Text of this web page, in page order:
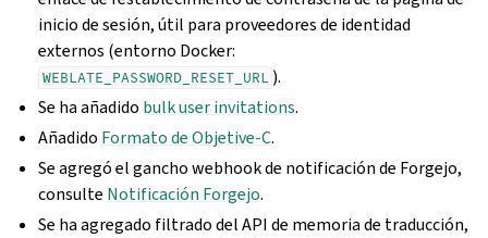
inicio de sesión, útil para proveedores de identidad
externos (entorno Docker:
WEBLATE_PASSWORD_RESET_URL ).
Se ha añadido bulk user invitations.
Añadido Formato de Objetive-C.
Se agregó el gancho webhook de notificación de Forgejo,
consulte Notificación Forgejo.
Se ha agregado filtrado del API de memoria de traducción,